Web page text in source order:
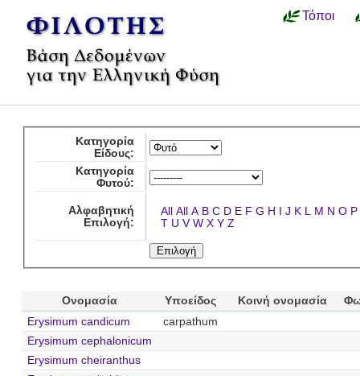
Τόποι
Κατηγορία
Είδους:
Κατηγορία
Φυτού:
Αλφαβητική
Επιλογή:
All All A B C D E F G H I J K L M N O P
T U V W X Y Z
Ονομασία Υποείδος Κοινή ονομασία
Erysimum candicum
carpathum
Erysimum cephalonicum
Erysimum cheiranthus